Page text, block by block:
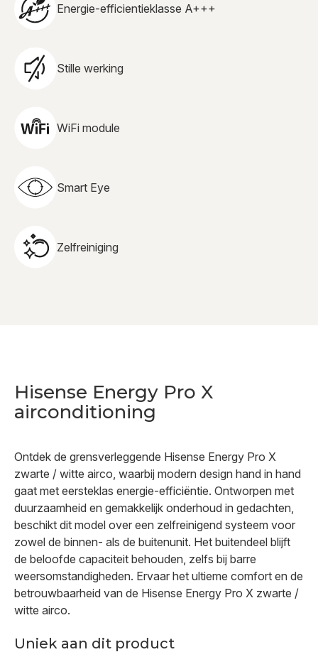
Energie-efficientieklasse A+++
Stille werking
WiFi module
Smart Eye
Zelfreiniging
Hisense Energy Pro X
airconditioning
Ontdek de grensverleggende Hisense Energy Pro X
zwarte / witte airco, waarbij modern design hand in hand
gaat met eersteklas energie-efficiëntie. Ontworpen met
duurzaamheid en gemakkelijk onderhoud in gedachten,
beschikt dit model over een zelfreinigend systeem voor
zowel de binnen- als de buitenunit. Het buitendeel blijft
de beloofde capaciteit behouden, zelfs bij barre
weersomstandigheden. Ervaar het ultieme comfort en de
betrouwbaarheid van de Hisense Energy Pro X zwarte /
witte airco.
Uniek aan dit product